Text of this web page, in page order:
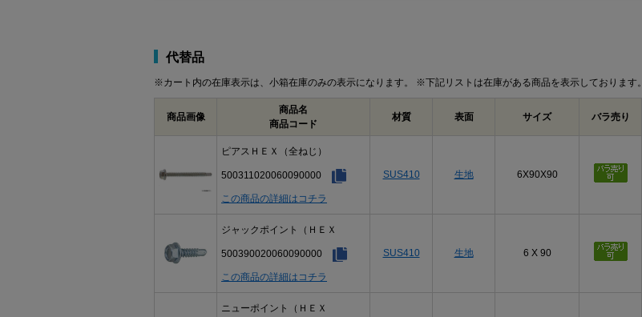
代替品
※カート内の在庫表示は、小箱在庫のみの表示になります。 ※下記リストは在庫がある商品を表示しております。
商品画像
商品名
商品コード
材質 表面 サイズ バラ売り
ピアスＨＥＸ（全ねじ）
500311020060090000
この商品の詳細はコチラ
SUS410 生地 6X90X90
ジャックポイント（ＨＥＸ
500390020060090000
この商品の詳細はコチラ
SUS410 生地 6 X 90
ニューポイント（ＨＥＸ